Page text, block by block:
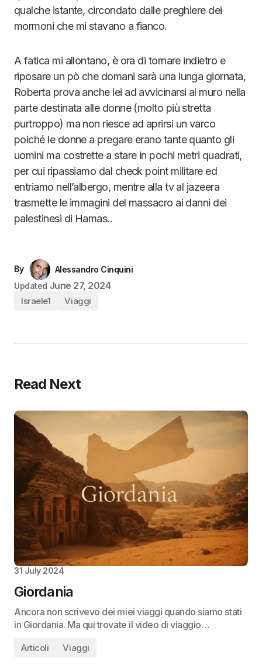
qualche istante, circondato dalle preghiere dei
mormoni che mi stavano a fianco.
A fatica mi allontano, è ora di tornare indietro e
riposare un pò che domani sarà una lunga giornata,
Roberta prova anche lei ad avvicinarsi al muro nella
parte destinata alle donne (molto più stretta
purtroppo) ma non riesce ad aprirsi un varco
poiché le donne a pregare erano tante quanto gli
uomini ma costrette a stare in pochi metri quadrati,
per cui ripassiamo dal check point militare ed
entriamo nell’albergo, mentre alla tv al jazeera
trasmette le immagini del massacro ai danni dei
palestinesi di Hamas..
By
Alessandro Cinquini
Updated June 27, 2024
Israele1 Viaggi
Read Next
31 July 2024
Giordania
Ancora non scrivevo dei miei viaggi quando siamo stati
in Giordania. Ma qui trovate il video di viaggio…
Articoli Viaggi